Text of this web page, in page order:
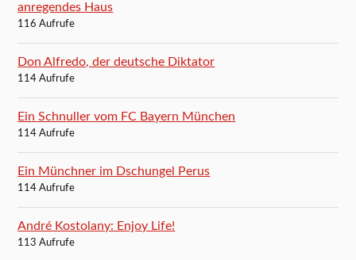
anregendes Haus
116 Aufrufe
Don Alfredo, der deutsche Diktator
114 Aufrufe
Ein Schnuller vom FC Bayern München
114 Aufrufe
Ein Münchner im Dschungel Perus
114 Aufrufe
André Kostolany: Enjoy Life!
113 Aufrufe